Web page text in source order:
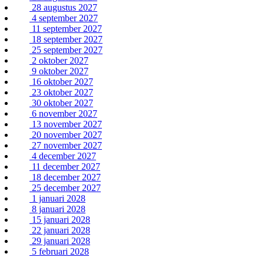
28 augustus 2027
4 september 2027
11 september 2027
18 september 2027
25 september 2027
2 oktober 2027
9 oktober 2027
16 oktober 2027
23 oktober 2027
30 oktober 2027
6 november 2027
13 november 2027
20 november 2027
27 november 2027
4 december 2027
11 december 2027
18 december 2027
25 december 2027
1 januari 2028
8 januari 2028
15 januari 2028
22 januari 2028
29 januari 2028
5 februari 2028